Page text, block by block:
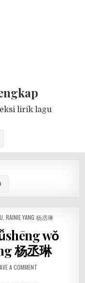
lirik lagu
RAINIE YANG 杨丞琳
wǒ
杨丞琳
A COMMENT